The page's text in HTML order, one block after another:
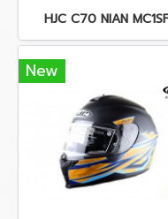
HJC C70 NIAN
New